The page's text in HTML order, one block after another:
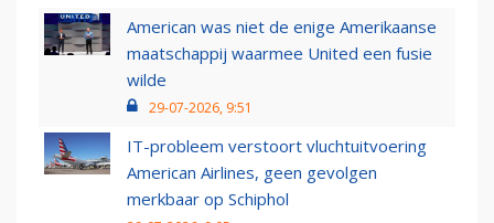
American was niet de enige Amerikaanse
maatschappij waarmee United een fusie
wilde
29-07-2026, 9:51
IT-probleem verstoort vluchtuitvoering
American Airlines, geen gevolgen
merkbaar op Schiphol